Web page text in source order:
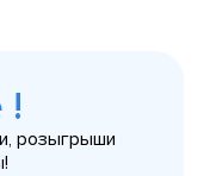
!
розыгрыши